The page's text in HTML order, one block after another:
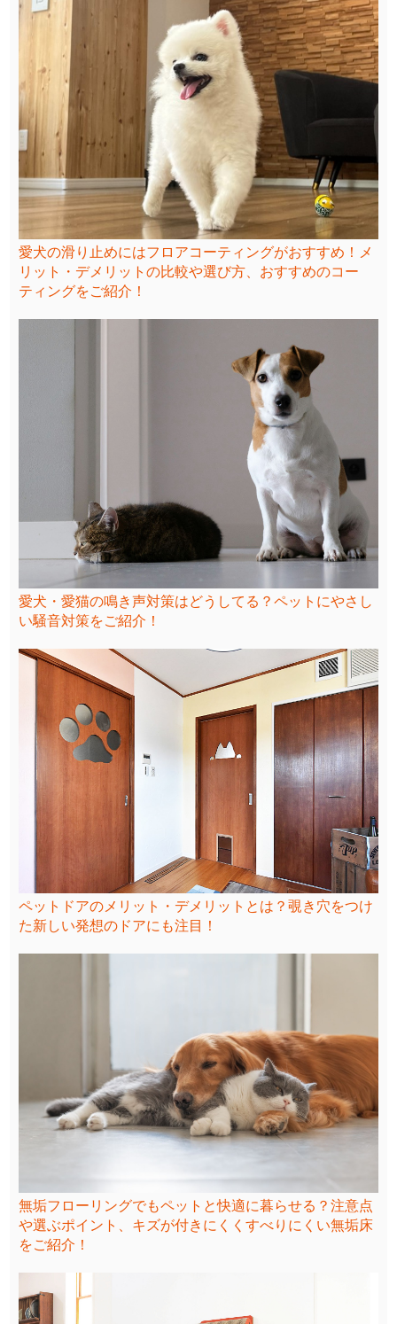
愛犬の滑り止めにはフロアコーティングがおすすめ！メ
リット・デメリットの比較や選び方、おすすめのコー
ティングをご紹介！
愛犬・愛猫の鳴き声対策はどうしてる？ペットにやさし
い騒音対策をご紹介！
ペットドアのメリット・デメリットとは？覗き穴をつけ
た新しい発想のドアにも注目！
無垢フローリングでもペットと快適に暮らせる？注意点
や選ぶポイント、キズが付きにくくすべりにくい無垢床
をご紹介！